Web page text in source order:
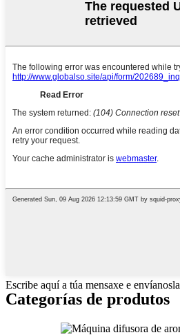
Escribe aquí a túa mensaxe e envíanosla
Categorías de produtos